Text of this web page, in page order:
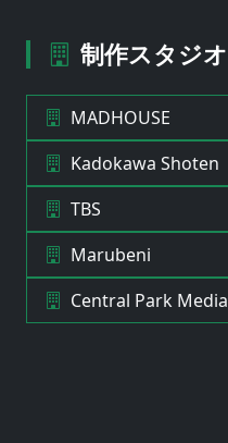
制作スタジオ
MADHOUSE
Kadokawa Shoten
TBS
Marubeni
Central Park Media